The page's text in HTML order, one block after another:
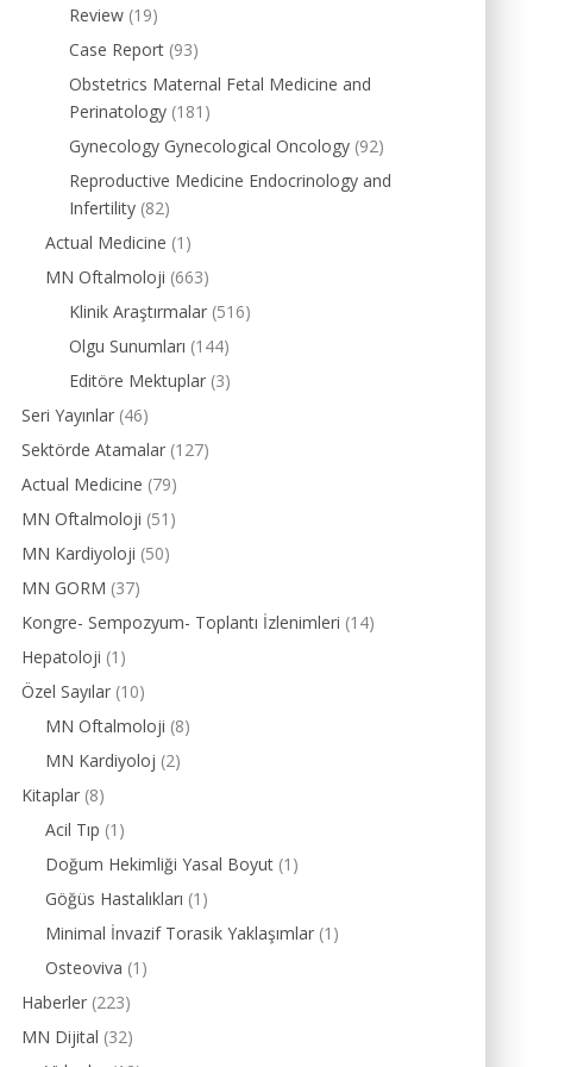
Review (19)
Case Report (93)
Obstetrics Maternal Fetal Medicine and
Perinatology (181)
Gynecology Gynecological Oncology (92)
Reproductive Medicine Endocrinology and
Infertility (82)
Actual Medicine (1)
MN Oftalmoloji (663)
Klinik Araştırmalar (516)
Olgu Sunumları (144)
Editöre Mektuplar (3)
Seri Yayınlar (46)
Sektörde Atamalar (127)
Actual Medicine (79)
MN Oftalmoloji (51)
MN Kardiyoloji (50)
MN GORM (37)
Kongre- Sempozyum- Toplantı İzlenimleri (14)
Hepatoloji (1)
Özel Sayılar (10)
MN Oftalmoloji (8)
MN Kardiyoloj (2)
Kitaplar (8)
Acil Tıp (1)
Doğum Hekimliği Yasal Boyut (1)
Göğüs Hastalıkları (1)
Minimal İnvazif Torasik Yaklaşımlar (1)
Osteoviva (1)
Haberler (223)
MN Dijital (32)